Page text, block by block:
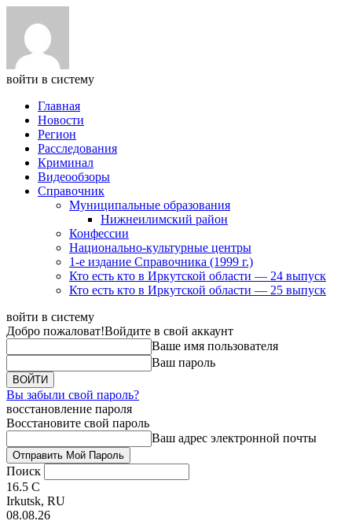
войти в систему
Главная
Новости
Регион
Расследования
Криминал
Видеообзоры
Справочник
Муниципальные образования
Нижнеилимский район
Конфессии
Национально-культурные центры
1-е издание Справочника (1999 г.)
Кто есть кто в Иркутской области — 24 выпуск
Кто есть кто в Иркутской области — 25 выпуск
войти в систему
Добро пожаловат!Войдите в свой аккаунт
Ваше имя пользователя
Ваш пароль
Вы забыли свой пароль?
восстановление пароля
Восстановите свой пароль
Ваш адрес электронной почты
Поиск
16.5 C
Irkutsk, RU
08.08.26